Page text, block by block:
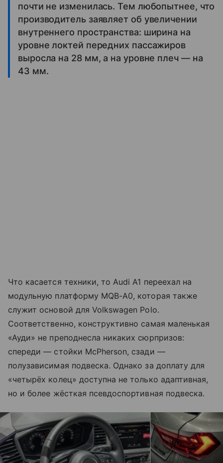
почти не изменилась. Тем любопытнее, что
производитель заявляет об увеличении
внутреннего пространства: ширина на
уровне локтей передних пассажиров
выросла на 28 мм, а на уровне плеч — на
43 мм.
Что касается техники, то Audi A1 переехал на
модульную платформу MQB-A0, которая также
служит основой для Volkswagen Polo.
Соответственно, конструктивно самая маленькая
«Ауди» не преподнесла никаких сюрпризов:
спереди — стойки McPherson, сзади —
полузависимая подвеска. Однако за доплату для
«четырёх колец» доступна не только адаптивная,
но и более жёсткая псевдоспортивная подвеска.